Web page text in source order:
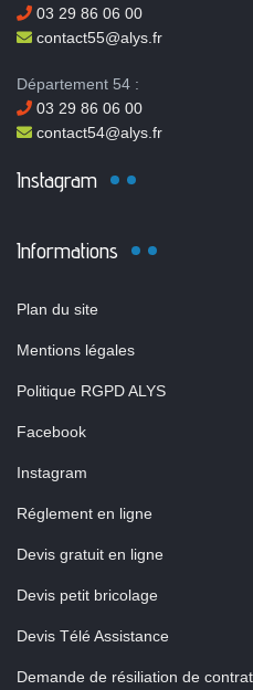
03 29 86 06 00
contact55@alys.fr
Département 54 :
03 29 86 06 00
contact54@alys.fr
Instagram
Informations
Plan du site
Mentions légales
Politique RGPD ALYS
Facebook
Instagram
Réglement en ligne
Devis gratuit en ligne
Devis petit bricolage
Devis Télé Assistance
Demande de résiliation de contrat